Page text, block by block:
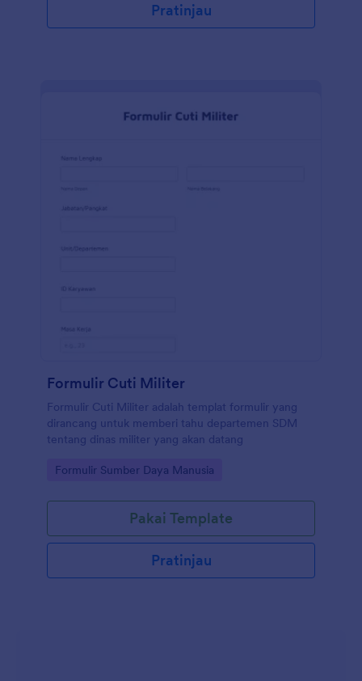
Pratinjau
Formulir Cuti Militer
Formulir Cuti Militer adalah templat formulir yang
dirancang untuk memberi tahu departemen SDM
tentang dinas militer yang akan datang
Go to Category:
Formulir Sumber Daya Manusia
Pakai Template
Pratinjau